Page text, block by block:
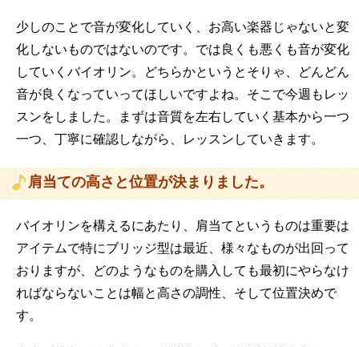
少しのことで音が変化していく、お高い楽器じゃないと変
化しないものではないのです。 では良くも悪くも音が変化
していくバイオリン。どちらかというとそりゃ、どんどん
音が良くなっていってほしいですよね。 そこで今週もレッ
スンをしました。
まずは音質を左右していく基本から一つ
一つ、丁寧に確認しながら、レッスンしていきます。
肩当ての高さと位置が決まりました。
バイオリンを構えるにあたり、肩当てというものは重要は
アイテムで特にブリッジ型は最近、様々なものが出回って
おりますが、どのようなものを購入しても最初にやらなけ
ればならないことは幅と高さの調性、そして位置決めで
す。